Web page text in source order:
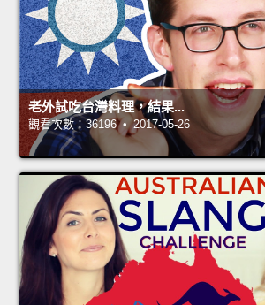
老外試吃台灣料理，結果...
觀看次數：36196 • 2017-05-26